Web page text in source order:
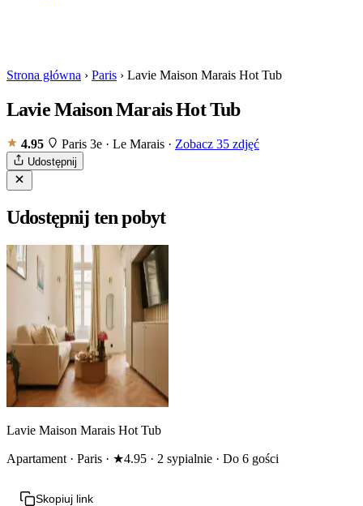
Strona główna › Paris › Lavie Maison Marais Hot Tub
Lavie Maison Marais Hot Tub
4.95 Paris 3e · Le Marais · Zobacz 35 zdjęć
Udostępnij
Udostępnij ten pobyt
Lavie Maison Marais Hot Tub
Apartament · Paris · ★4.95 · 2 sypialnie · Do 6 gości
Skopiuj link